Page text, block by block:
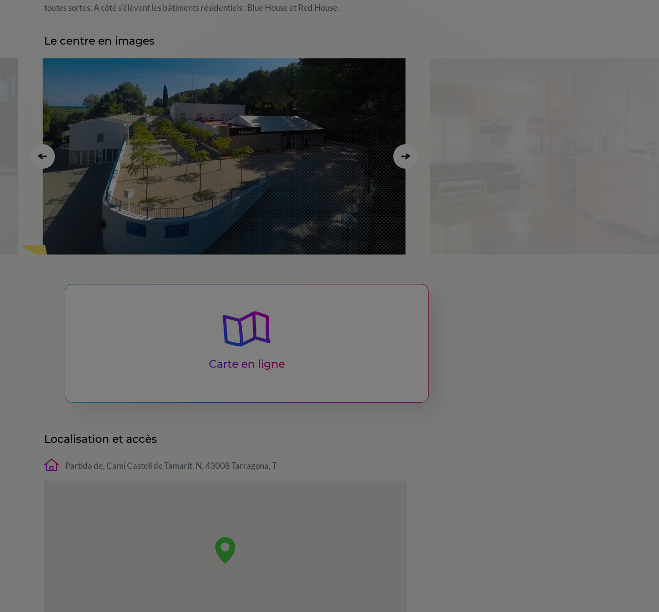
toutes sortes. A côté s'élèvent les bâtiments résidentiels : Blue House et Red House.
Le centre en images
Carte en ligne
Localisation et accès
Partida de, Camí Castell de Tamarit, N, 43008 Tarragona, T